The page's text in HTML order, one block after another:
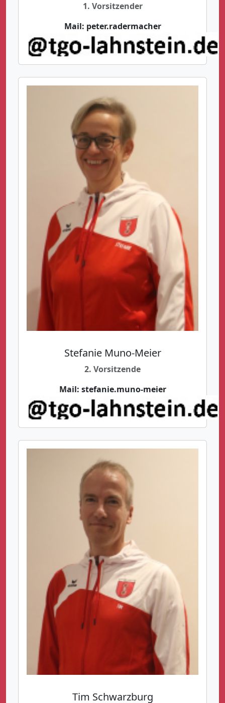
1. Vorsitzender
Mail: peter.radermacher
Stefanie Muno-Meier
2. Vorsitzende
Mail: stefanie.muno-meier
Tim Schwarzburg